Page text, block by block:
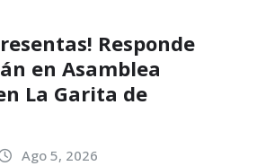
Responde
en Asamblea
La Garita de
Ago 5, 2026